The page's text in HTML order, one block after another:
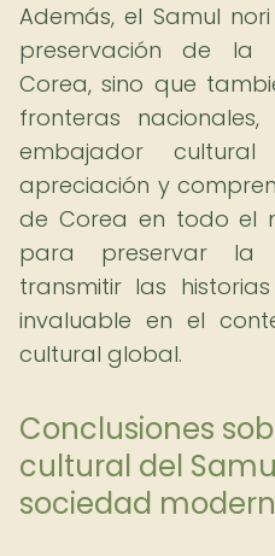
Además, el Samul
preservación de la
Corea, sino que
fronteras
embajador
apreciación y
de Corea en todo el
para preservar la
transmitir las
invaluable en el
cultural global.
Conclusiones
cultural del
sociedad